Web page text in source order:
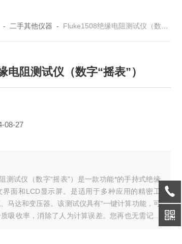
- 二手其他仪器 - Fluke1508绝缘电阻测试仪（数字“摇表”）
电阻测试仪（数字“摇表”）
08-27
测试仪（数字“摇表"）是一款功能*的手持式绝缘
面和LCD显示屏。是适用于多种应用的精密工
马达和变压器。该测试仪具有“一键计算功能，可
吸收率，消除了人为计算误差。您再也无需记忆